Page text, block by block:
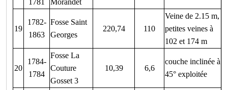
19
1782-
1863
Fosse Saint
Georges
220,74 110
Veine de 2.15 m,
petites veines à
102 et 174 m
20
1784-
1784
Fosse La
Couture
Gosset 3
10,39 6,6
couche inclinée à
45° exploitée